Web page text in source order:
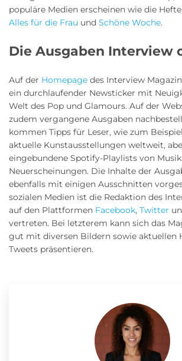
populäre Medien erscheinen wie die Hefte
Alles für die Frau und Schöne Woche.
Die Ausgaben Interview
Auf der Homepage des Interview
ein durchlaufender Newsticker mit
Welt des Pop und Glamours. Auf der
zudem vergangene Ausgaben
kommen Tipps für Leser, wie zum
aktuelle Kunstausstellungen weltweit,
eingebundene Spotify-Playlists von
Neuerscheinungen. Die Inhalte der
ebenfalls mit einigen Ausschnitten
sozialen Medien ist die Redaktion des
auf den Plattformen Facebook, Twitter
vertreten. Bei letzterem kann sich das
gut mit diversen Bildern sowie aktuellen
Tweets präsentieren.